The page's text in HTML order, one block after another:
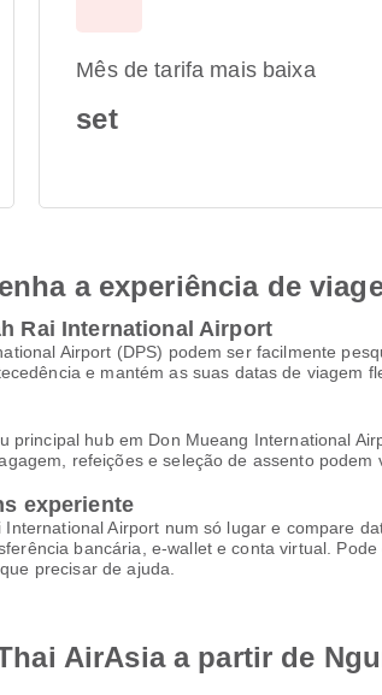
Mês de tarifa mais baixa
set
a experiência de
Rai International Airport
Airport (DPS) podem ser facilmente
e mantém as suas datas de viagem
principal hub em Don Mueang International
refeições e seleção de assento
experiente
Airport num só lugar e compare
bancária, e-wallet e conta virtual.
precisar de ajuda.
AirAsia a partir de